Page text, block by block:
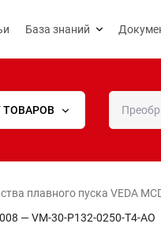
База знаний
ТОВАРОВ
плавного пуска VEDA
— VM-30-P132-0250-T4-AO